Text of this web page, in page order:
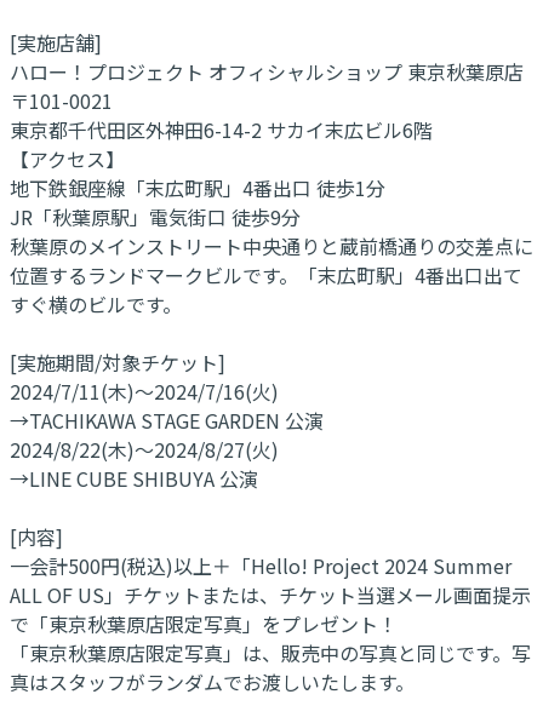
[実施店舗]
ハロー！プロジェクト オフィシャルショップ 東京秋葉原店
〒101-0021
東京都千代田区外神田6-14-2 サカイ末広ビル6階
【アクセス】
地下鉄銀座線「末広町駅」4番出口 徒歩1分
JR「秋葉原駅」電気街口 徒歩9分
秋葉原のメインストリート中央通りと蔵前橋通りの交差点に
位置するランドマークビルです。「末広町駅」4番出口出て
すぐ横のビルです。
[実施期間/対象チケット]
2024/7/11(木)～2024/7/16(火)
→TACHIKAWA STAGE GARDEN 公演
2024/8/22(木)～2024/8/27(火)
→LINE CUBE SHIBUYA 公演
[内容]
一会計500円(税込)以上＋「Hello! Project 2024 Summer
ALL OF US」チケットまたは、チケット当選メール画面提示
で「東京秋葉原店限定写真」をプレゼント！
「東京秋葉原店限定写真」は、販売中の写真と同じです。写
真はスタッフがランダムでお渡しいたします。